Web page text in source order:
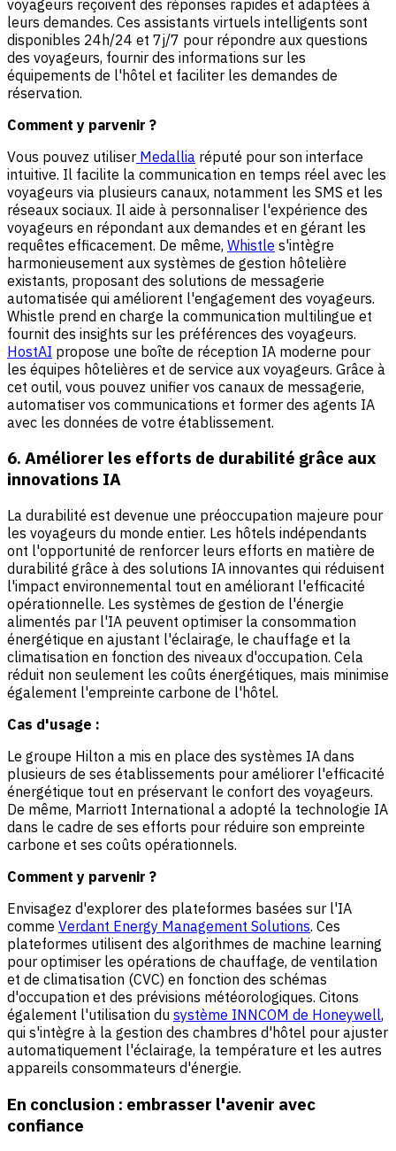
voyageurs reçoivent des réponses rapides et adaptées à
leurs demandes. Ces assistants virtuels intelligents sont
disponibles 24h/24 et 7j/7 pour répondre aux questions
des voyageurs, fournir des informations sur les
équipements de l'hôtel et faciliter les demandes de
réservation.
Comment y parvenir ?
Vous pouvez utiliser Medallia réputé pour son interface
intuitive. Il facilite la communication en temps réel avec les
voyageurs via plusieurs canaux, notamment les SMS et les
réseaux sociaux. Il aide à personnaliser l'expérience des
voyageurs en répondant aux demandes et en gérant les
requêtes efficacement. De même, Whistle s'intègre
harmonieusement aux systèmes de gestion hôtelière
existants, proposant des solutions de messagerie
automatisée qui améliorent l'engagement des voyageurs.
Whistle prend en charge la communication multilingue et
fournit des insights sur les préférences des voyageurs.
HostAI propose une boîte de réception IA moderne pour
les équipes hôtelières et de service aux voyageurs. Grâce à
cet outil, vous pouvez unifier vos canaux de messagerie,
automatiser vos communications et former des agents IA
avec les données de votre établissement.
6. Améliorer les efforts de durabilité grâce aux
innovations IA
La durabilité est devenue une préoccupation majeure pour
les voyageurs du monde entier. Les hôtels indépendants
ont l'opportunité de renforcer leurs efforts en matière de
durabilité grâce à des solutions IA innovantes qui réduisent
l'impact environnemental tout en améliorant l'efficacité
opérationnelle. Les systèmes de gestion de l'énergie
alimentés par l'IA peuvent optimiser la consommation
énergétique en ajustant l'éclairage, le chauffage et la
climatisation en fonction des niveaux d'occupation. Cela
réduit non seulement les coûts énergétiques, mais minimise
également l'empreinte carbone de l'hôtel.
Cas d'usage :
Le groupe Hilton a mis en place des systèmes IA dans
plusieurs de ses établissements pour améliorer l'efficacité
énergétique tout en préservant le confort des voyageurs.
De même, Marriott International a adopté la technologie IA
dans le cadre de ses efforts pour réduire son empreinte
carbone et ses coûts opérationnels.
Comment y parvenir ?
Envisagez d'explorer des plateformes basées sur l'IA
comme Verdant Energy Management Solutions. Ces
plateformes utilisent des algorithmes de machine learning
pour optimiser les opérations de chauffage, de ventilation
et de climatisation (CVC) en fonction des schémas
d'occupation et des prévisions météorologiques. Citons
également l'utilisation du système INNCOM de Honeywell,
qui s'intègre à la gestion des chambres d'hôtel pour ajuster
automatiquement l'éclairage, la température et les autres
appareils consommateurs d'énergie.
En conclusion : embrasser l'avenir avec
confiance